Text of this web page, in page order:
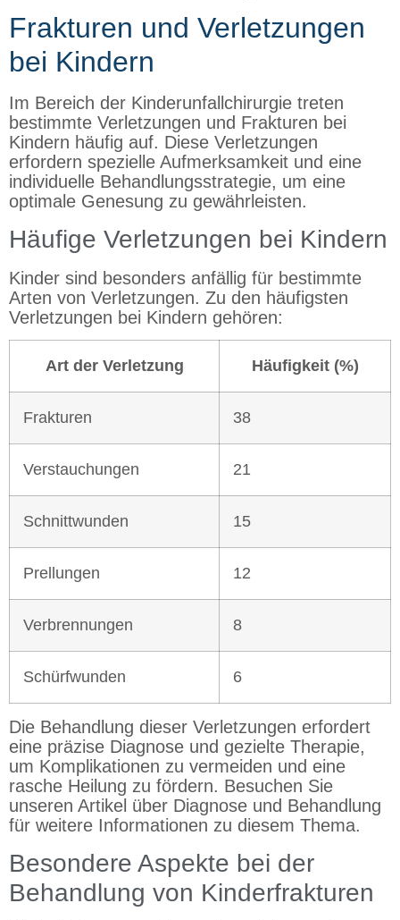
Frakturen und Verletzungen
bei Kindern
Im Bereich der Kinderunfallchirurgie treten
bestimmte Verletzungen und Frakturen bei
Kindern häufig auf. Diese Verletzungen
erfordern spezielle Aufmerksamkeit und eine
individuelle Behandlungsstrategie, um eine
optimale Genesung zu gewährleisten.
Häufige Verletzungen bei Kindern
Kinder sind besonders anfällig für bestimmte
Arten von Verletzungen. Zu den häufigsten
Verletzungen bei Kindern gehören:
Art der Verletzung Häufigkeit (%)
Frakturen 38
Verstauchungen 21
Schnittwunden 15
Prellungen 12
Verbrennungen 8
Schürfwunden 6
Die Behandlung dieser Verletzungen erfordert
eine präzise Diagnose und gezielte Therapie,
um Komplikationen zu vermeiden und eine
rasche Heilung zu fördern. Besuchen Sie
unseren Artikel über Diagnose und Behandlung
für weitere Informationen zu diesem Thema.
Besondere Aspekte bei der
Behandlung von Kinderfrakturen